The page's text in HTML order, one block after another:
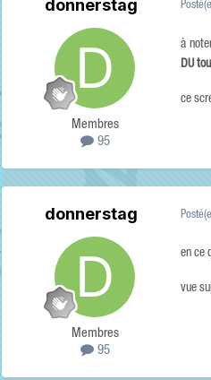
donnerstag
Membres
95
à
DU
ce
donnerstag
Membres
95
en ce
vue